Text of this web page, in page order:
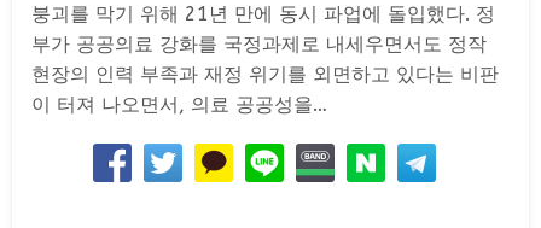
붕괴를 막기 위해 21년 만에 동시 파업에 돌입했다. 정
부가 공공의료 강화를 국정과제로 내세우면서도 정작
현장의 인력 부족과 재정 위기를 외면하고 있다는 비판
이 터져 나오면서, 의료 공공성을…